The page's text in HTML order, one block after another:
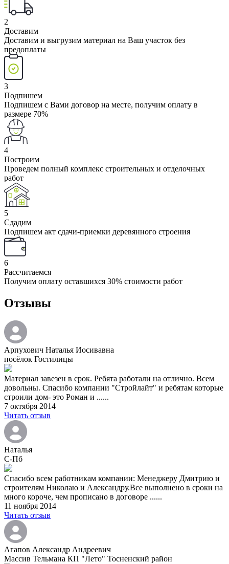
2
Доставим
Доставим и выгрузим материал на Ваш участок без
предоплаты
3
Подпишем
Подпишем с Вами договор на месте, получим оплату в
размере 70%
4
Построим
Проведем полный комплекс строительных и отделочных
работ
5
Сдадим
Подпишем акт сдачи-приемки деревянного строения
6
Рассчитаемся
Получим оплату оставшихся 30% стоимости работ
Отзывы
Арпухович Наталья Иосивавна
посёлок Гостилицы
Материал завезен в срок. Ребята работали на отлично. Всем
довольны. Спасибо компании "Стройлайт" и ребятам которые
строили дом- это Роман и ......
7 октября 2014
Читать отзыв
Наталья
С-Пб
Спасибо всем работникам компании: Менеджеру Дмитрию и
строителям Николаю и Александру.Все выполнено в сроки на
много короче, чем прописано в договоре ......
11 ноября 2014
Читать отзыв
Агапов Александр Андреевич
Массив Тельмана КП "Лето" Тосненский район